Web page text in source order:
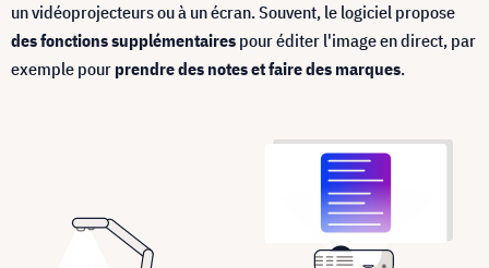
un vidéoprojecteurs ou à un écran. Souvent, le logiciel propose
des fonctions supplémentaires pour éditer l'image en direct, par
exemple pour prendre des notes et faire des marques.